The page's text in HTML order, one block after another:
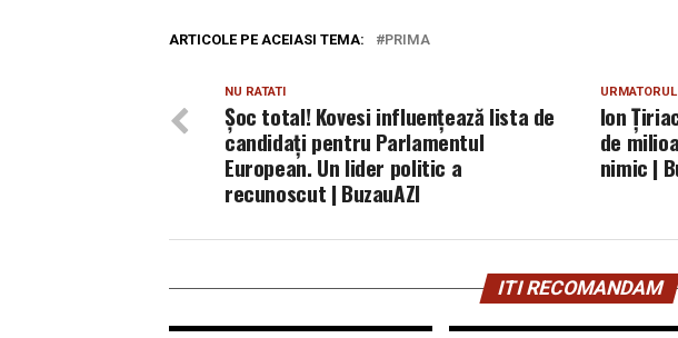
ARTICOLE PE ACEIASI TEMA: PRIMA
URMATORUL
Ion
de
nimic |
NU RATATI
Șoc total! Kovesi influențează lista de
candidați pentru Parlamentul
European. Un lider politic a
recunoscut | BuzauAZI
ITI RECOMANDAM